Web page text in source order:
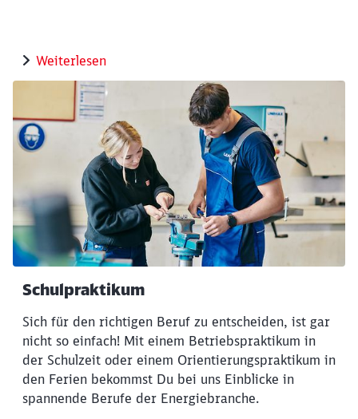
Weiterlesen
Schulpraktikum
Sich für den richtigen Beruf zu entscheiden, ist gar
nicht so einfach! Mit einem Betriebspraktikum in
der Schulzeit oder einem Orientierungspraktikum in
den Ferien bekommst Du bei uns Einblicke in
spannende Berufe der Energiebranche.
Schließen
Möchten Sie zuweitergeleitet
werden?